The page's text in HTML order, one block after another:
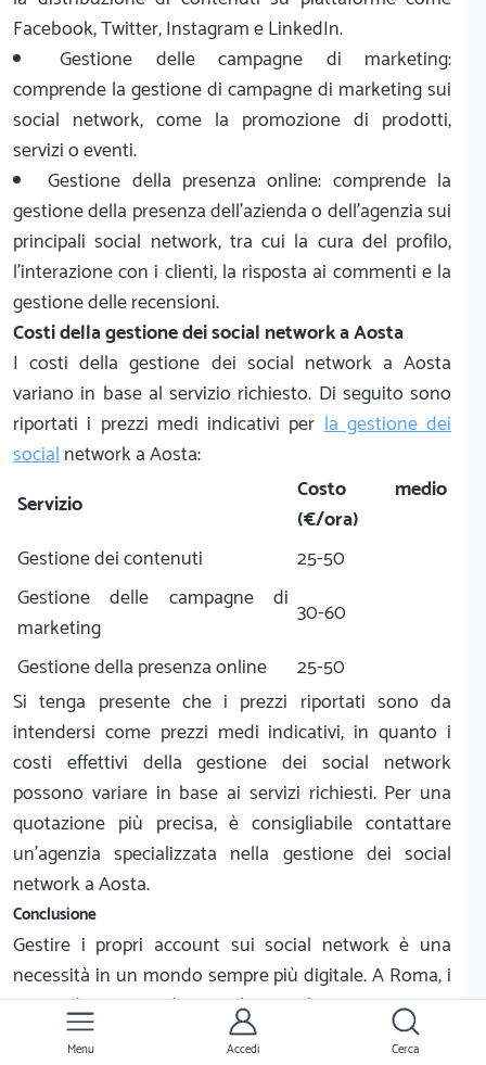
Facebook, Twitter, Instagram e LinkedIn.
Gestione delle campagne di marketing:
comprende la gestione di campagne di marketing sui
social network, come la promozione di prodotti,
servizi o eventi.
Gestione della presenza online: comprende la
gestione della presenza dell'azienda o dell'agenzia sui
principali social network, tra cui la cura del profilo,
l'interazione con i clienti, la risposta ai commenti e la
gestione delle recensioni.
Costi della gestione dei social network a Aosta
I costi della gestione dei social network a Aosta
variano in base al servizio richiesto. Di seguito sono
riportati i prezzi medi indicativi perla gestione dei
socialnetwork a Aosta:
Servizio
Costo medio
(€/ora)
Gestione dei contenuti
25-50
Gestione delle campagne di
marketing
30-60
Gestione della presenza online
25-50
Si tenga presente che i prezzi riportati sono da
intendersi come prezzi medi indicativi, in quanto i
costi effettivi della gestione dei social network
possono variare in base ai servizi richiesti. Per una
quotazione più precisa, è consigliabile contattare
un'agenzia specializzata nella gestione dei social
network a Aosta.
Conclusione
Gestire i propri account sui social network è una
necessità in un mondo sempre più digitale. A Roma, i
servizi di gestione dei social network possono essere
un'ottima soluzione per gestire i profili aziendali,
Menu Accedi Cerca